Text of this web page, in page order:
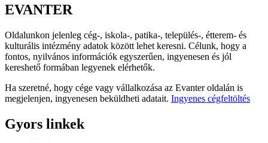
EVANTER
Oldalunkon jelenleg cég-, iskola-, patika-, település-, étterem- és
kulturális intézmény adatok között lehet keresni. Célunk, hogy a
fontos, nyilvános információk egyszerűen, ingyenesen és jól
kereshető formában legyenek elérhetők.
Ha szeretné, hogy cége vagy vállalkozása az Evanter oldalán is
megjelenjen, ingyenesen beküldheti adatait. Ingyenes cégfeltöltés
Gyors linkek